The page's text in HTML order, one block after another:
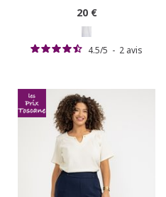
20€
4.5/5 - 2 avis